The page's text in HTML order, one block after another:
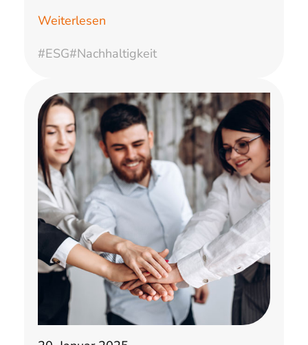
Weiterlesen
#ESG#Nachhaltigkeit